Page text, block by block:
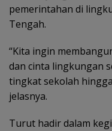
pemerintahan di
Tengah.
“Kita ingin
dan cinta lingkungan
tingkat sekolah
jelasnya.
Turut hadir dalam